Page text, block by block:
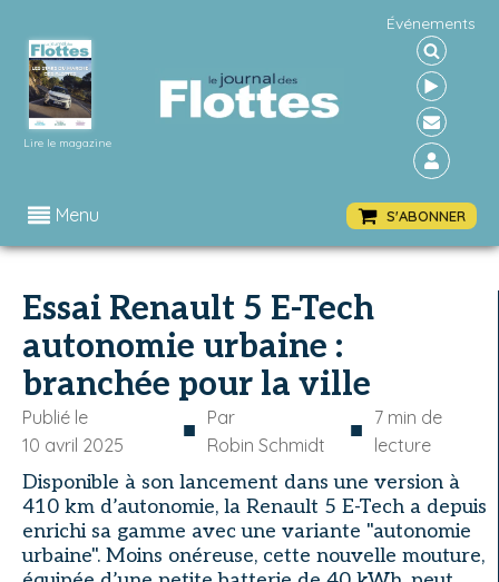
Lire le magazine
Événements
Menu S'ABONNER
Essai Renault 5 E-Tech
autonomie urbaine :
branchée pour la ville
Publié le
10 avril 2025
■ Par
Robin Schmidt
■ 7 min de
lecture
Disponible à son lancement dans une version à
410 km d’autonomie, la Renault 5 E-Tech a depuis
enrichi sa gamme avec une variante "autonomie
urbaine". Moins onéreuse, cette nouvelle mouture,